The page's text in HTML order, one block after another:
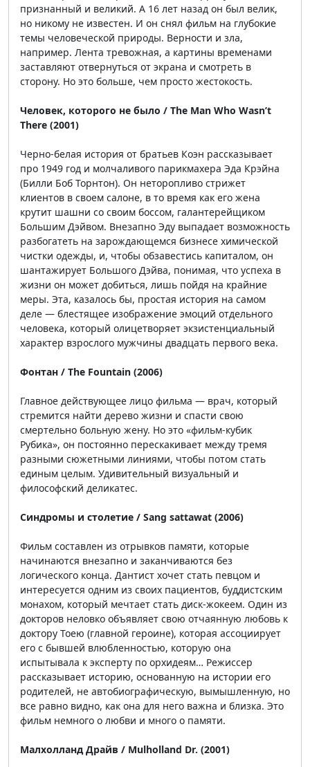
признанный и великий. А 16 лет назад он был велик,
но никому не известен. И он снял фильм на глубокие
темы человеческой природы. Верности и зла,
например. Лента тревожная, а картины временами
заставляют отвернуться от экрана и смотреть в
сторону. Но это больше, чем просто жестокость.
Человек, которого не было / The Man Who Wasn’t
There (2001)
Черно-белая история от братьев Коэн рассказывает
про 1949 год и молчаливого парикмахера Эда Крэйна
(Билли Боб Торнтон). Он неторопливо стрижет
клиентов в своем салоне, в то время как его жена
крутит шашни со своим боссом, галантерейщиком
Большим Дэйвом. Внезапно Эду выпадает возможность
разбогатеть на зарождающемся бизнесе химической
чистки одежды, и, чтобы обзавестись капиталом, он
шантажирует Большого Дэйва, понимая, что успеха в
жизни он может добиться, лишь пойдя на крайние
меры. Эта, казалось бы, простая история на самом
деле — блестящее изображение эмоций отдельного
человека, который олицетворяет экзистенциальный
характер взрослого мужчины двадцать первого века.
Фонтан / The Fountain (2006)
Главное действующее лицо фильма — врач, который
стремится найти дерево жизни и спасти свою
смертельно больную жену. Но это «фильм-кубик
Рубика», он постоянно перескакивает между тремя
разными сюжетными линиями, чтобы потом стать
единым целым. Удивительный визуальный и
философский деликатес.
Синдромы и столетие / Sang sattawat (2006)
Фильм составлен из отрывков памяти, которые
начинаются внезапно и заканчиваются без
логического конца. Дантист хочет стать певцом и
интересуется одним из своих пациентов, буддистским
монахом, который мечтает стать диск-жокеем. Один из
докторов неловко объявляет свою отчаянную любовь к
доктору Тоею (главной героине), которая ассоциирует
его с бывшей влюбленностью, которую она
испытывала к эксперту по орхидеям… Режиссер
рассказывает историю, основанную на истории его
родителей, не автобиографическую, вымышленную, но
все равно видно, как она для него важна и близка. Это
фильм немного о любви и много о памяти.
Малхолланд Драйв / Mulholland Dr. (2001)